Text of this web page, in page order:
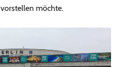
möchte.